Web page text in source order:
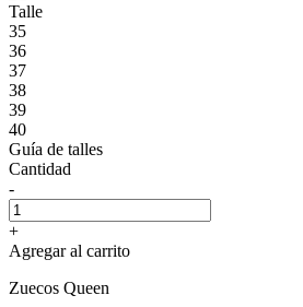
Talle
35
36
37
38
39
40
Guía de talles
Cantidad
-
+
Agregar al carrito
Zuecos Queen